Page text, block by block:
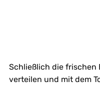
Schließlich die frischen
verteilen und mit dem